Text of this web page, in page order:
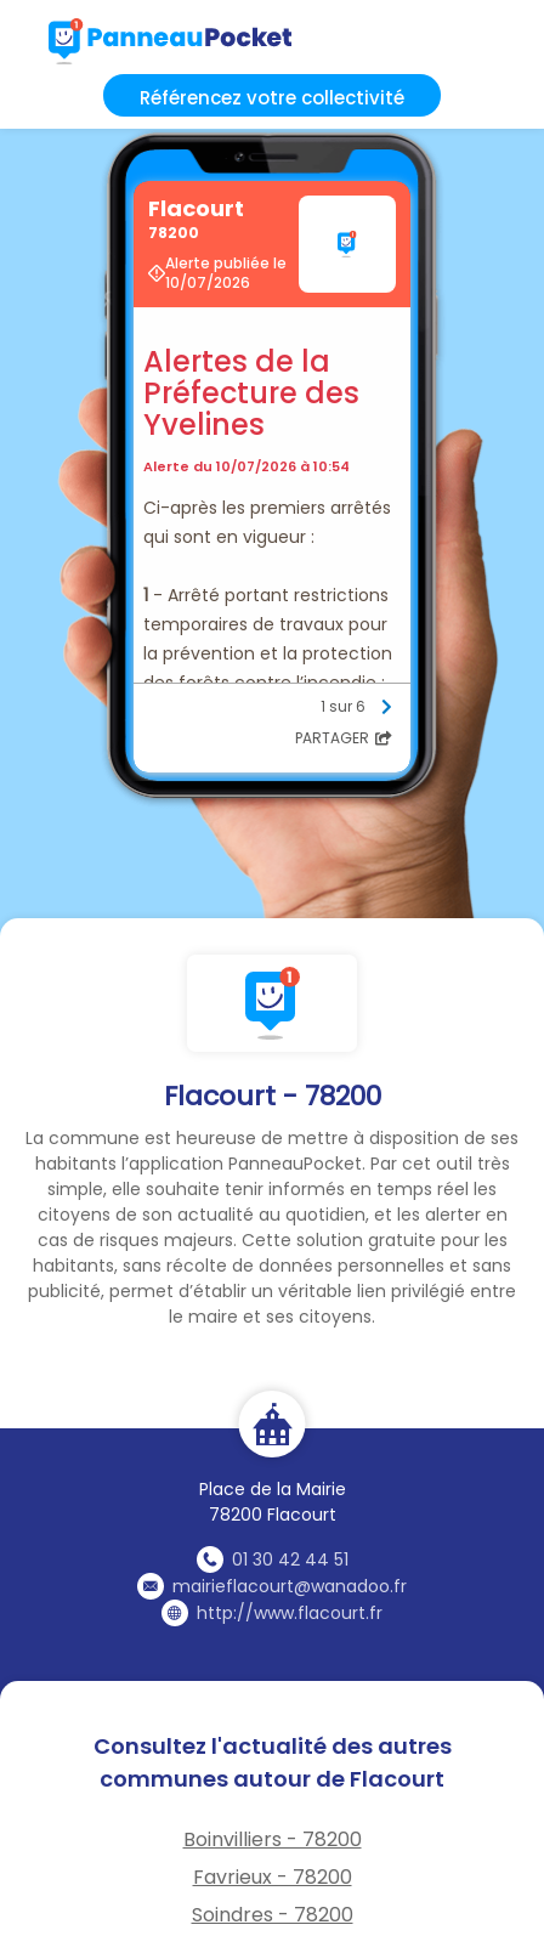
Référencez votre collectivité
Flacourt - 78200
La commune est heureuse de mettre à disposition de ses
habitants l’application PanneauPocket. Par cet outil très
simple, elle souhaite tenir informés en temps réel les
citoyens de son actualité au quotidien, et les alerter en
cas de risques majeurs. Cette solution gratuite pour les
habitants, sans récolte de données personnelles et sans
publicité, permet d’établir un véritable lien privilégié entre
le maire et ses citoyens.
Place de la Mairie
78200 Flacourt
01 30 42 44 51
mairieflacourt@wanadoo.fr
http://www.flacourt.fr
Flacourt
78200
Alerte publiée le
10/07/2026
Alertes de la
Préfecture des
Yvelines
Alerte du 10/07/2026 à 10:54
Ci-après les premiers arrêtés
qui sont en vigueur :
1 - Arrêté portant restrictions
temporaires de travaux pour
la prévention et la protection
des forêts contre l’incendie ;
- Arrêté mettant en
application les mesures de
limitation provisoire des
usages de l’eau et des
prélèvements dans les rivières
et les nappes souterraines ;
- Arrêté portant restriction
des activités physiques et
département durant l'épisode
1 sur 6
PARTAGER
Consultez l'actualité des autres
communes autour de Flacourt
Boinvilliers - 78200
Favrieux - 78200
Soindres - 78200